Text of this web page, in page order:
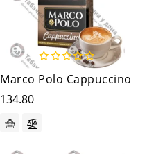
Marco Polo Cappuccino
134.80